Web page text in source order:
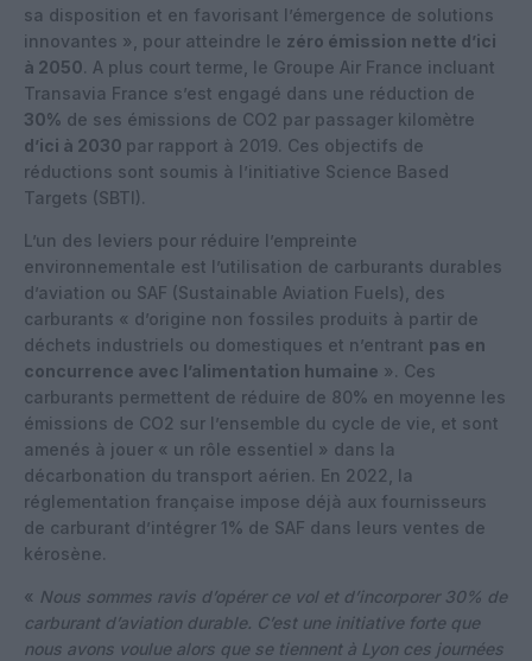
sa disposition et en favorisant l’émergence de solutions
innovantes », pour atteindre le zéro émission nette d’ici
à 2050. A plus court terme, le Groupe Air France incluant
Transavia France s’est engagé dans une réduction de
30% de ses émissions de CO2 par passager kilomètre
d’ici à 2030 par rapport à 2019. Ces objectifs de
réductions sont soumis à l’initiative Science Based
Targets (SBTI).
L’un des leviers pour réduire l’empreinte
environnementale est l’utilisation de carburants durables
d’aviation ou SAF (Sustainable Aviation Fuels), des
carburants « d’origine non fossiles produits à partir de
déchets industriels ou domestiques et n’entrant pas en
concurrence avec l’alimentation humaine ». Ces
carburants permettent de réduire de 80% en moyenne les
émissions de CO2 sur l’ensemble du cycle de vie, et sont
amenés à jouer « un rôle essentiel » dans la
décarbonation du transport aérien. En 2022, la
réglementation française impose déjà aux fournisseurs
de carburant d’intégrer 1% de SAF dans leurs ventes de
kérosène.
« Nous sommes ravis d’opérer ce vol et d’incorporer 30% de
carburant d’aviation durable. C’est une initiative forte que
nous avons voulue alors que se tiennent à Lyon ces journées